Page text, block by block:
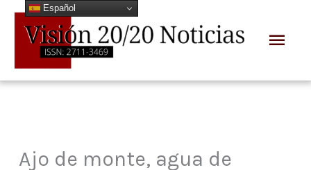
contenido
Ajo de monte, agua de
Español